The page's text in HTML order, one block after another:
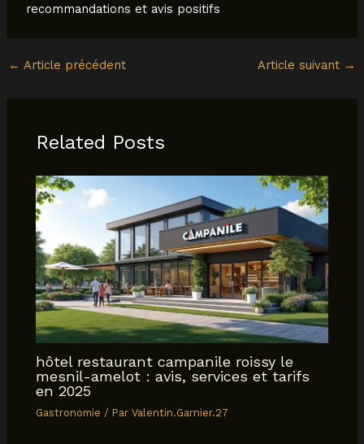
recommandations et avis positifs
← Article précédent Article suivant →
Related Posts
hôtel restaurant campanile roissy le
mesnil-amelot : avis, services et tarifs
en 2025
Gastronomie / ParValentin.Garnier.27